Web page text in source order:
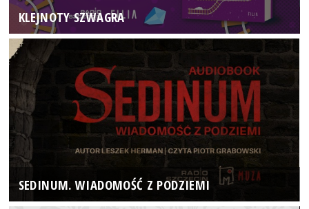
KLEJNOTY SZWAGRA
SEDINUM. WIADOMOŚĆ Z PODZIEMI